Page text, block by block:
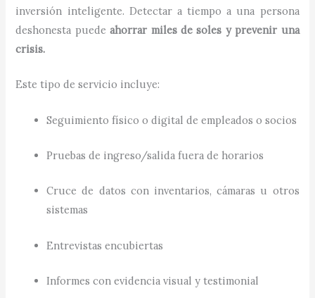
inversión inteligente. Detectar a tiempo a una persona
deshonesta puedeahorrar miles de soles y prevenir una
crisis.
Este tipo de servicio incluye:
Seguimiento físico o digital de empleados o socios
Pruebas de ingreso/salida fuera de horarios
Cruce de datos con inventarios, cámaras u otros
sistemas
Entrevistas encubiertas
Informes con evidencia visual y testimonial